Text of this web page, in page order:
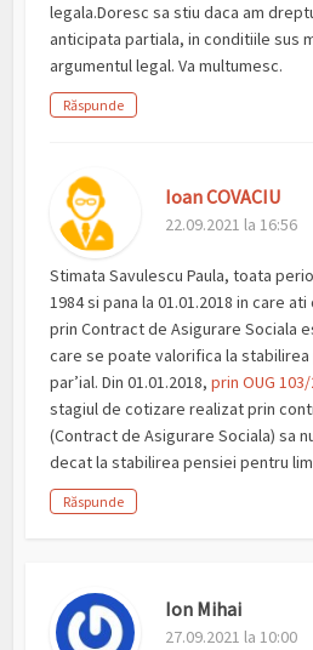
legala.Doresc sa stiu daca am
anticipata partiala, in conditiile sus
argumentul legal. Va multumesc.
Răspunde
Ioan COVACIU
22.09.2021 la 16:56
Stimata Savulescu Paula, toata
1984 si pana la 01.01.2018 in care
prin Contract de Asigurare Sociala
care se poate valorifica la
par’ial. Din 01.01.2018,prin OUG
stagiul de cotizare realizat prin
(Contract de Asigurare Sociala) sa
decat la stabilirea pensiei pentru
Răspunde
Ion Mihai
27.09.2021 la 10:00